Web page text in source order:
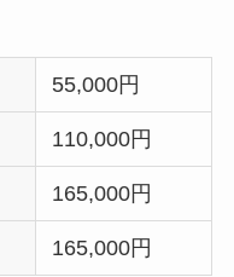
55,000円
110,000円
165,000円
165,000円